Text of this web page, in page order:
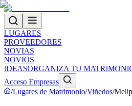
LUGARES
PROVEEDORES
NOVIAS
NOVIOS
IDEASORGANIZA TU
Acceso Empresas
/Lugares de Matrimonio/Viñedos/